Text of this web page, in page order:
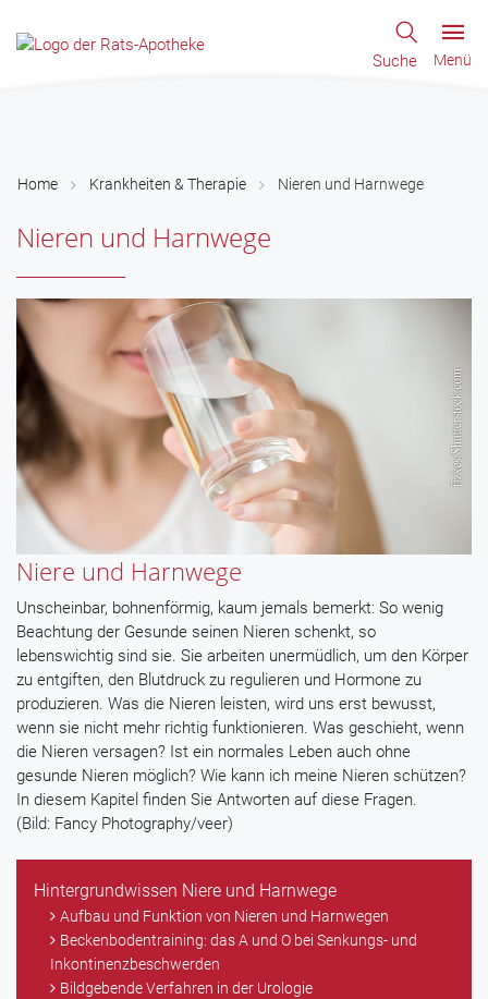
Suche Menü
Home Krankheiten & Therapie Nieren und Harnwege
Nieren und Harnwege
Niere und Harnwege
Unscheinbar, bohnenförmig, kaum jemals bemerkt: So wenig
Beachtung der Gesunde seinen Nieren schenkt, so
lebenswichtig sind sie. Sie arbeiten unermüdlich, um den Körper
zu entgiften, den Blutdruck zu regulieren und Hormone zu
produzieren. Was die Nieren leisten, wird uns erst bewusst,
wenn sie nicht mehr richtig funktionieren. Was geschieht, wenn
die Nieren versagen? Ist ein normales Leben auch ohne
gesunde Nieren möglich? Wie kann ich meine Nieren schützen?
In diesem Kapitel finden Sie Antworten auf diese Fragen.
(Bild: Fancy Photography/veer)
Hintergrundwissen Niere und Harnwege
Aufbau und Funktion von Nieren und Harnwegen
Beckenbodentraining: das A und O bei Senkungs- und
Inkontinenzbeschwerden
Bildgebende Verfahren in der Urologie